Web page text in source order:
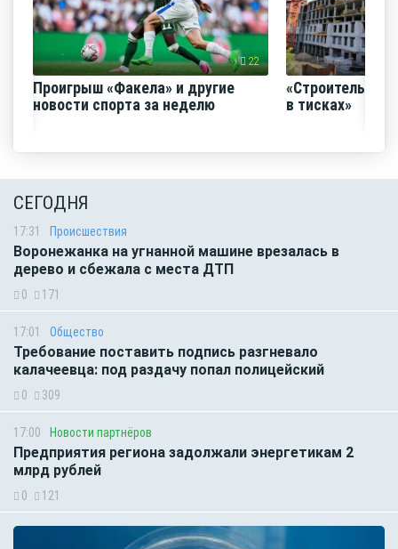
22
Проигрыш «Факела» и другие
новости спорта за неделю
«Строительный
в тисках»
СЕГОДНЯ
17:31 Происшествия
Воронежанка на угнанной машине врезалась в
дерево и сбежала с места ДТП
0 171
17:01 Общество
Требование поставить подпись разгневало
калачеевца: под раздачу попал полицейский
0 309
17:00 Новости партнёров
Предприятия региона задолжали энергетикам 2
млрд рублей
0 121